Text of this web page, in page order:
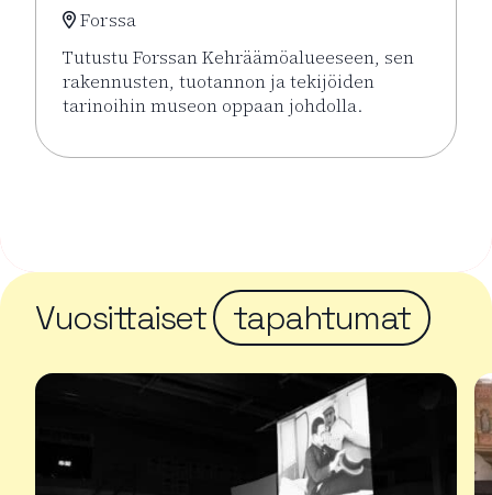
Forssa
Tutustu Forssan Kehräämöalueeseen, sen
rakennusten, tuotannon ja tekijöiden
tarinoihin museon oppaan johdolla.
Lue lisää tapahtumasta Opastetut
Vuosittaiset tapahtumat